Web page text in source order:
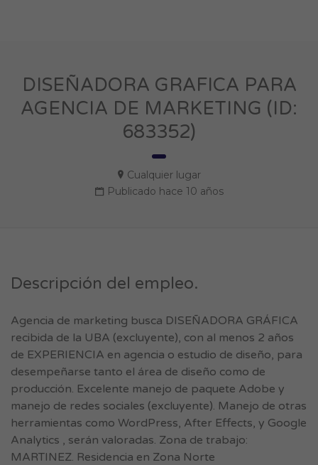
DISEÑADORA GRAFICA PARA
AGENCIA DE MARKETING (ID:
683352)
Cualquier lugar
Publicado hace 10 años
Descripción del empleo.
Agencia de marketing busca DISEÑADORA GRÁFICA
recibida de la UBA (excluyente), con al menos 2 años
de EXPERIENCIA en agencia o estudio de diseño, para
desempeñarse tanto el área de diseño como de
producción. Excelente manejo de paquete Adobe y
manejo de redes sociales (excluyente). Manejo de otras
herramientas como WordPress, After Effects, y Google
Analytics , serán valoradas. Zona de trabajo:
MARTINEZ. Residencia en Zona Norte